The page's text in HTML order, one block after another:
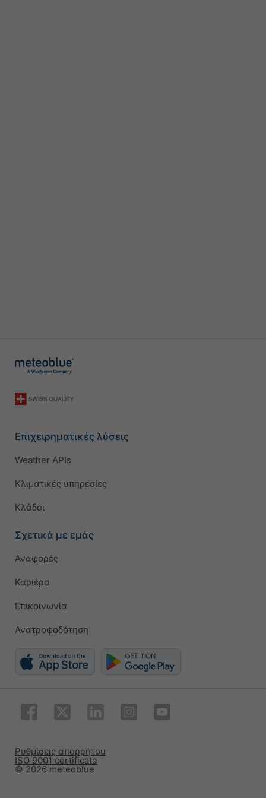
Επιχειρηματικές λύσεις
Weather APIs
Κλιματικές υπηρεσίες
Κλάδοι
Σχετικά με εμάς
Αναφορές
Καριέρα
Επικοινωνία
Ανατροφοδότηση
© 2026 meteoblue
ISO 9001 certificate
Ρυθμίσεις απορρήτου